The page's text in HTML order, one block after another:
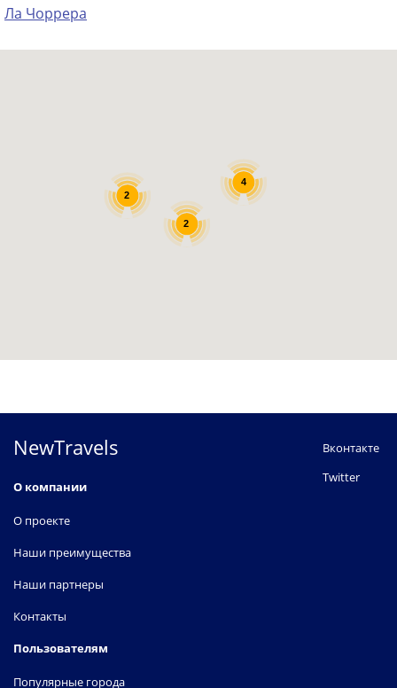
Ла Чоррера
2
4
2
NewTravels
О компании
О проекте
Наши преимущества
Наши партнеры
Контакты
Пользователям
Популярные города
Вконтакте
Twitter